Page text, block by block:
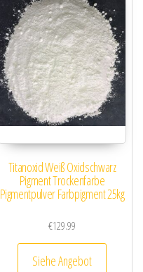
Titanoxid Weiß Oxidschwarz
Pigment Trockenfarbe
Pigmentpulver Farbpigment 25kg
€129.99
Siehe Angebot